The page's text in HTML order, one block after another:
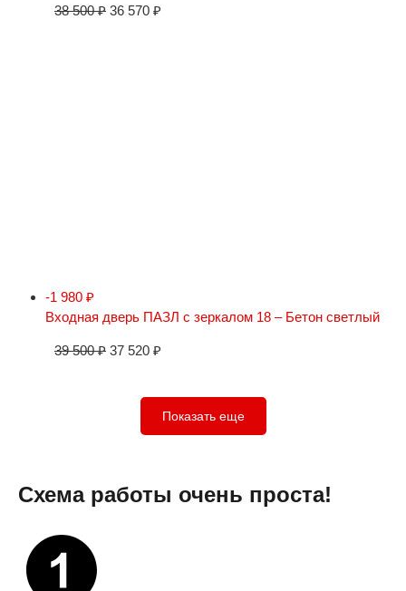
38 500₽ 36 570 ₽
-1 980 ₽
Входная дверь ПАЗЛ с зеркалом 18 – Бетон светлый
39 500₽ 37 520 ₽
Показать еще
Схема работы очень проста!